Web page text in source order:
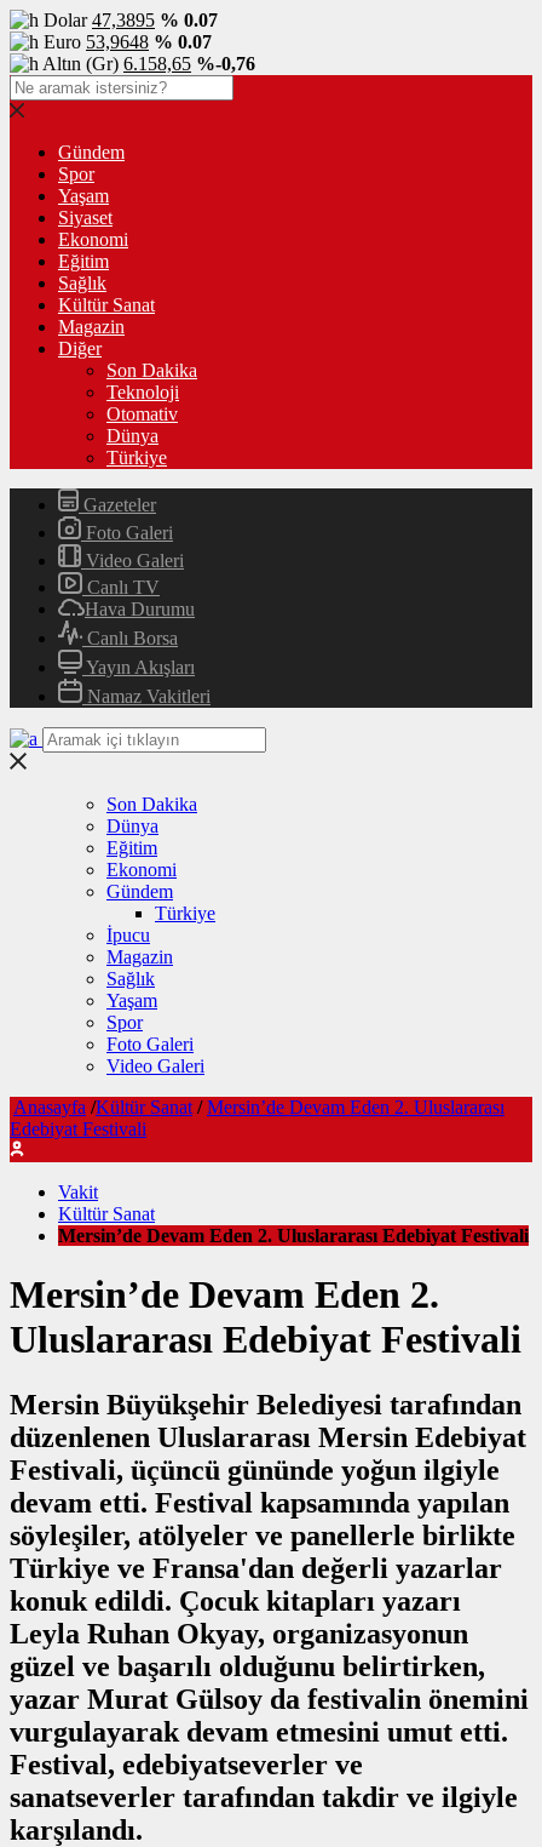
Dolar47,3895 % 0.07
Euro 53,9648 % 0.07
Altın (Gr) 6.158,65 %-0,76
Gündem
Spor
Yaşam
Siyaset
Ekonomi
Eğitim
Sağlık
Kültür Sanat
Magazin
Diğer
Son Dakika
Teknoloji
Otomativ
Dünya
Türkiye
Gazeteler
Foto Galeri
Video Galeri
Canlı TV
Hava Durumu
Canlı Borsa
Yayın Akışları
Namaz Vakitleri
Son Dakika
Dünya
Eğitim
Ekonomi
Gündem
Türkiye
İpucu
Magazin
Sağlık
Yaşam
Spor
Foto Galeri
Video Galeri
Anasayfa /Kültür Sanat / Mersin’de Devam Eden 2. Uluslararası
Edebiyat Festivali
Vakit
Kültür Sanat
Mersin’de Devam Eden 2. Uluslararası Edebiyat Festivali
Mersin’de Devam Eden 2.
Uluslararası Edebiyat Festivali
Mersin Büyükşehir Belediyesi tarafından
düzenlenen Uluslararası Mersin Edebiyat
Festivali, üçüncü gününde yoğun ilgiyle
devam etti. Festival kapsamında yapılan
söyleşiler, atölyeler ve panellerle birlikte
Türkiye ve Fransa'dan değerli yazarlar
konuk edildi. Çocuk kitapları yazarı
Leyla Ruhan Okyay, organizasyonun
güzel ve başarılı olduğunu belirtirken,
yazar Murat Gülsoy da festivalin önemini
vurgulayarak devam etmesini umut etti.
Festival, edebiyatseverler ve
sanatseverler tarafından takdir ve ilgiyle
karşılandı.